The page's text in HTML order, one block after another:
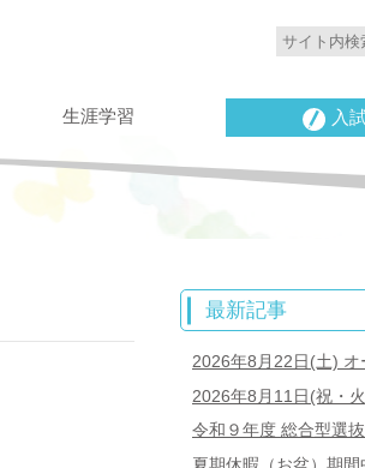
生涯学習 入
最新記事
2026年8月22日(土) オ
2026年8月11日(祝・火
令和９年度 総合型選